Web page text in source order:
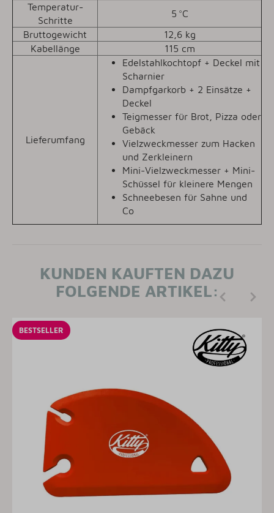
Temperatur-
Schritte
5 °C
Bruttogewicht
12,6 kg
Kabellänge
115 cm
Lieferumfang
Edelstahlkochtopf + Deckel mit
Scharnier
Dampfgarkorb + 2 Einsätze +
Deckel
Teigmesser für Brot, Pizza oder
Gebäck
Vielzweckmesser zum Hacken
und Zerkleinern
Mini-Vielzweckmesser + Mini-
Schüssel für kleinere Mengen
Schneebesen für Sahne und
Co
KUNDEN KAUFTEN DAZU
FOLGENDE ARTIKEL:
BESTSELLER